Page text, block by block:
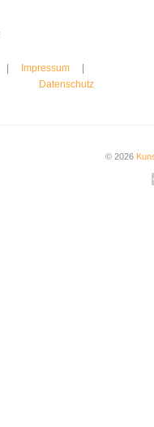
Impressum
Datenschutz
© 2026